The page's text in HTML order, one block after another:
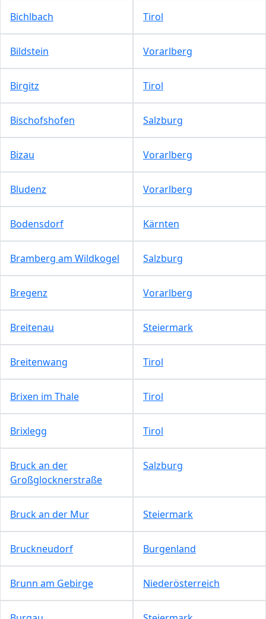
Bichlbach Tirol
Bildstein Vorarlberg
Birgitz Tirol
Bischofshofen Salzburg
Bizau Vorarlberg
Bludenz Vorarlberg
Bodensdorf Kärnten
Bramberg am Wildkogel Salzburg
Bregenz Vorarlberg
Breitenau Steiermark
Breitenwang Tirol
Brixen im Thale Tirol
Brixlegg Tirol
Bruck an der
Großglocknerstraße
Salzburg
Bruck an der Mur Steiermark
Bruckneudorf Burgenland
Brunn am Gebirge Niederösterreich